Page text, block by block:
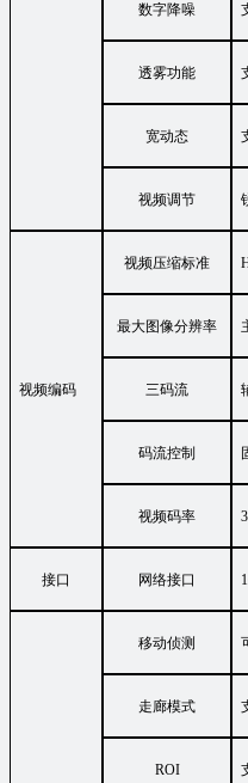
数字降噪
透雾功能
宽动态
视频调节
视频编码
视频压缩标准
最大图像分辨率
三码流
码流控制
视频码率
接口 网络接口 1
移动侦测
走廊模式
ROI